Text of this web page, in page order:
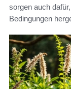
sorgen auch
Bedingungen